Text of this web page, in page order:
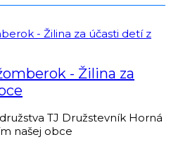
- Žilina za
TJ Družstevník Horná
našej obce